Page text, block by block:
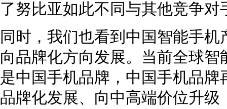
了努比亚如此不同与其他竞争对
同时，我们也看到中国智能手
向品牌化方向发展。当前全球智
是中国手机品牌，中国手机品
品牌化发展、向中高端价位升